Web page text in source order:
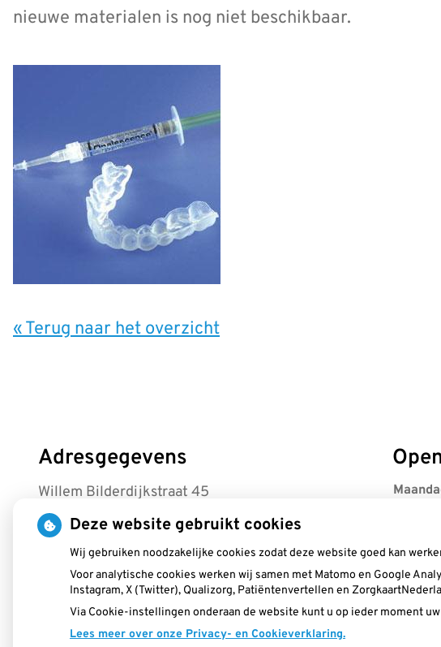
nieuwe materialen is nog niet beschikbaar.
« Terug naar het overzicht
Adresgegevens
Willem Bilderdijkstraat 45
3245RB Sommelsdijk
Tel: 0187-480250
info@tpwestplaat.nl
Vrijdag:
Deze website gebruikt cookies
Wij gebruiken noodzakelijke cookies zodat deze website goed kan
Voor analytische cookies werken wij samen met Matomo en Google
Instagram, X (Twitter), Qualizorg, Patiëntenvertellen en
Via Cookie-instellingen onderaan de website kunt u op ieder moment
Lees meer over onze Privacy- en Cookieverklaring.